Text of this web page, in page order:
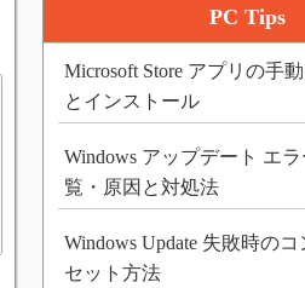
PC Tips
Microsoft Store アプリの手
とインストール
Windows アップデート エ
覧・原因と対処法
Windows Update 失敗時の
セット方法